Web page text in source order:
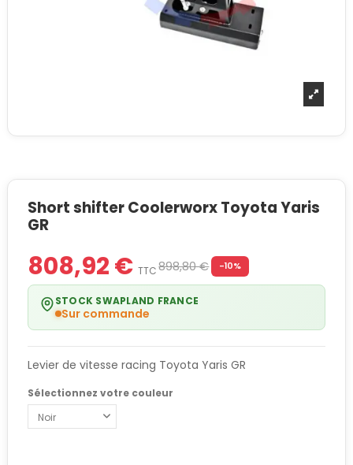
Short shifter Coolerworx Toyota Yaris
GR
808,92 € TTC898,80 € -10%
STOCK SWAPLAND FRANCE
Sur commande
Levier de vitesse racing Toyota Yaris GR
Sélectionnez votre couleur